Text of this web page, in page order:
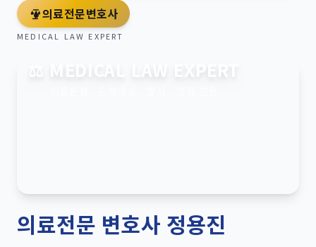
의료전문변호사
MEDICAL LAW EXPERT
⚖️ MEDICAL LAW EXPERT
의료전문 변호사 정용진